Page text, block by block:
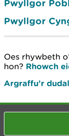
Pwyllgor
Pwyllgor
Oes rhywbeth
hon? Rhowch
Argraffu’r